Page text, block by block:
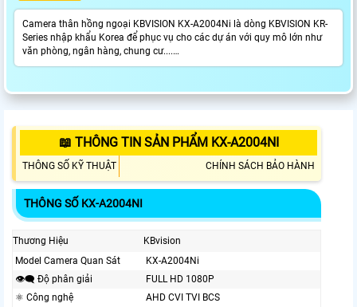
Camera thân hồng ngoại KBVISION KX-A2004Ni là dòng KBVISION KR-
Series nhập khẩu Korea để phục vụ cho các dự án với quy mô lớn như
văn phòng, ngân hàng, chung cư....…
📖 THÔNG TIN SẢN PHẨM KX-A2004NI
THÔNG SỐ KỸ THUẬT CHÍNH SÁCH BẢO HÀNH
THÔNG SỐ KX-A2004NI
Thương Hiệu
KBvision
Model Camera Quan Sát
KX-A2004Ni
👁️‍🗨 Độ phân giải
FULL HD 1080P
⚛️ Công nghệ
AHD CVI TVI BCS